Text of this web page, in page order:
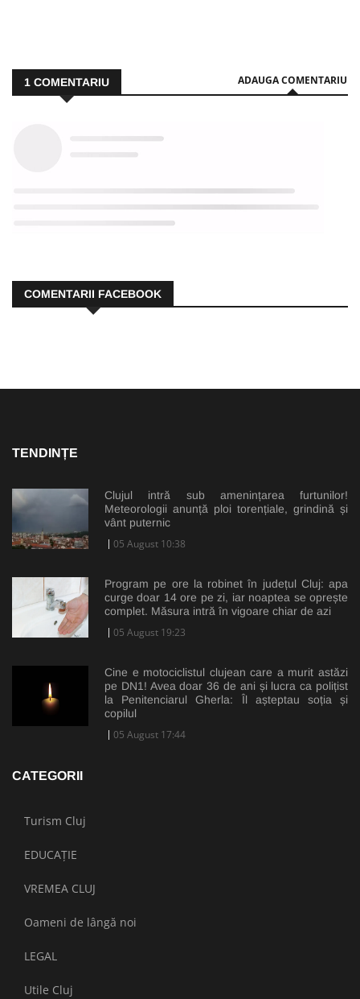
1 COMENTARIU ADAUGA COMENTARIU
COMENTARII FACEBOOK
TENDINȚE
Clujul intră sub amenințarea furtunilor!
Meteorologii anunță ploi torențiale, grindină și
vânt puternic
05 August 10:38
Program pe ore la robinet în județul Cluj: apa
curge doar 14 ore pe zi, iar noaptea se oprește
complet. Măsura intră în vigoare chiar de azi
05 August 19:23
Cine e motociclistul clujean care a murit astăzi
pe DN1! Avea doar 36 de ani și lucra ca polițist
la Penitenciarul Gherla: Îl așteptau soția și
copilul
05 August 17:44
CATEGORII
Turism Cluj
EDUCAȚIE
VREMEA CLUJ
Oameni de lângă noi
LEGAL
Utile Cluj